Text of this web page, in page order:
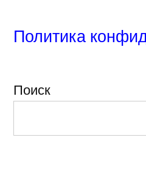
Политика
Поиск